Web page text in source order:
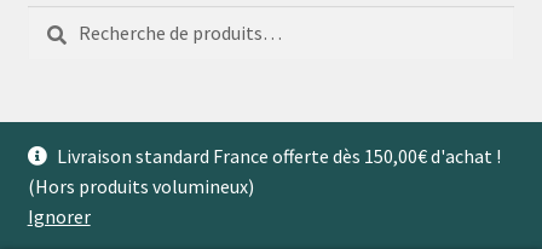
Livraison standard France offerte dès 150,00€ d'achat !
(Hors produits volumineux)
Ignorer
pour :
© Aventures de Maison 2026